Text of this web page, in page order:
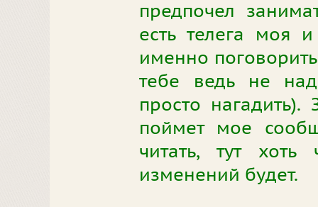
предпочел
есть телега моя
именно
тебе ведь не
просто
поймет мое
читать, тут
изменений будет.